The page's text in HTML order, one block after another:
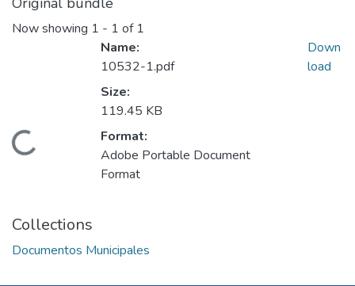
Now showing 1 - 1 of 1
Loading...
Name:
10532-1.pdf
Size:
119.45 KB
Format:
Adobe Portable Document
Format
Down
load
Collections
Documentos Municipales